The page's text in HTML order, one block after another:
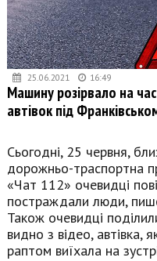
25.06.2021 16:49
Машину розірвало на
автівок під
Сьогодні, 25 червня,
дорожньо-траспортна
«Чат 112» очевидці
постраждали люди,
Також очевидці
видно з відео, автівка,
раптом виїхала на